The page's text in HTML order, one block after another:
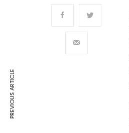
PREVIOUS ARTICLE